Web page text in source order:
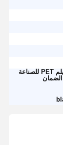
فيلم بوليستر أسود 150 ميكرومتر، فيلم PET للصناعة
الضمان